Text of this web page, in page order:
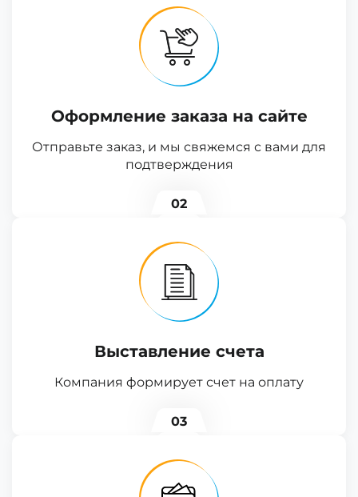
Оформление заказа на сайте
Отправьте заказ, и мы свяжемся с вами для
подтверждения
02
Выставление счета
Компания формирует счет на оплату
03